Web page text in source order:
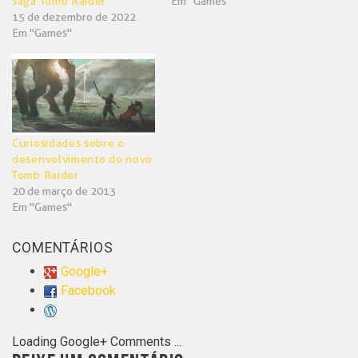
15 de dezembro de 2022
Em "Games"
Curiosidades sobre o
desenvolvimento do novo
Tomb Raider
20 de março de 2013
Em "Games"
COMENTÁRIOS
Google+
Facebook
Loading Google+ Comments ...